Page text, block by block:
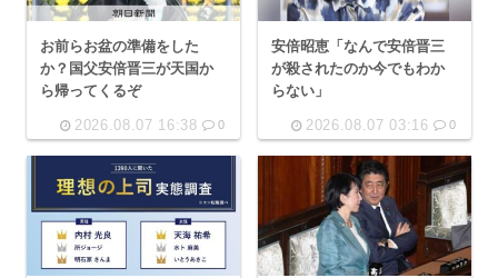
お前らお盆の準備をした
か？国父安倍晋三が天国か
ら帰ってくるぞ
2026.08.07 16:38 0
安倍昭恵「なんで安倍晋三
が殺されたのか今でもわか
らない」
2026.08.07 03:16 0